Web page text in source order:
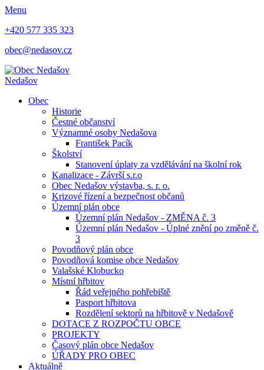
Menu
+420 577 335 323
obec@nedasov.cz
Nedašov
Obec
Historie
Čestné občanství
Významné osoby Nedašova
František Pacík
Školství
Stanovení úplaty za vzdělávání na školní rok
Kanalizace - Závrší s.r.o
Obec Nedašov výstavba, s. r. o.
Krizové řízení a bezpečnost občanů
Územní plán obce
Územní plán Nedašov - ZMĚNA č. 3
Územní plán Nedašov - Úplné znění po změně č.
3
Povodňový plán obce
Povodňová komise obce Nedašov
Valašské Klobucko
Místní hřbitov
Řád veřejného pohřebiště
Pasport hřbitova
Rozdělení sektorů na hřbitově v Nedašově
DOTACE Z ROZPOČTU OBCE
PROJEKTY
Časový plán obce Nedašov
ÚŘADY PRO OBEC
Aktuálně